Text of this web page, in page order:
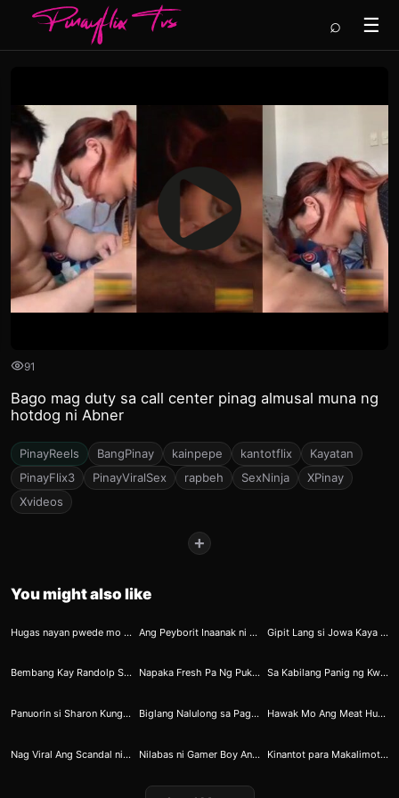
☰
⌕
91
Bago mag duty sa call center pinag almusal muna ng
hotdog ni Abner
PinayReels BangPinay kainpepe kantotflix
Kayatan
PinayFlix3
PinayViralSex rapbeh SexNinja
XPinay
Xvideos
+
You might also like
31
Hugas nayan pwede mo na upuan Ang Peyborit Inaanak ni Ninong 5 Gipit Lang si Jowa Kaya Pinayagan Kong Maghubad
309
Bembang Kay Randolp Subrang Saya
353
Napaka Fresh Pa Ng Puki Ni Hazzel
391
Sa Kabilang Panig ng Kwarto Binibiyak ni Roberto
355
Panuorin si Sharon Kung Paano Magsabon
354
Biglang Nalulong sa Pagpatong si Nicole
347
Hawak Mo Ang Meat Huwag Mong Bibitawan
360
Nag Viral Ang Scandal ni Idol Jaybee Sucal
334
Nilabas ni Gamer Boy Ang Mahabang Joystick
335
Kinantot para Makalimot kay Ex